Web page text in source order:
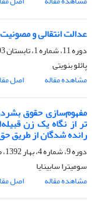
عدالت انتقالی و
دوره 11، شماره 1، تابستان 1393، صفحه
پائلو بنویتی
مشاهده مقاله
اصل
مفهوم‌سازی حقوق
تر از نگاه یک زن
رانده شدگان از طریق
دوره 9، شماره 4، بهار 1392، صفحه
سومیترا سابینایا
مشاهده مقاله
اصل